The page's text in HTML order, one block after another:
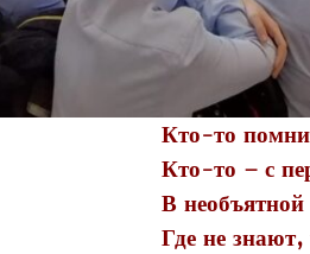
об этом
– с первых
стране
знают, что